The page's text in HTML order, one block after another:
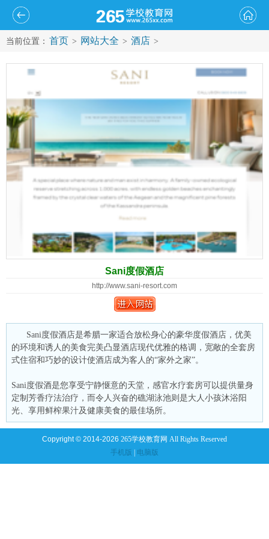
当前位置： 首页 > 网站大全 > 酒店 >
Sani度假酒店
http://www.sani-resort.com
Sani度假酒店是希腊一家适合放松身心的豪华度假酒店，优美
的环境和诱人的美食完美凸显酒店现代优雅的格调，宽敞的全套房
式住宿和巧妙的设计使酒店成为客人的“家外之家”。
Sani度假酒是您享受宁静惬意的天堂，感官水疗套房可以提供量身
定制芳香疗法治疗，而令人兴奋的礁湖泳池则是大人小孩沐浴阳
光、享用鲜榨果汁及健康美食的最佳场所。
Copyright © 2014-2026 265学校教育网 All Rights Reserved
手机版 | 电脑版